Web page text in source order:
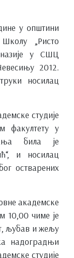
у општини
„Ристо
у СШЦ
2012.
носилац
студије
факултету у
била је
и носилац
остварених
академске
10,00 чиме је
љубав и жељу
надоградњи
студије